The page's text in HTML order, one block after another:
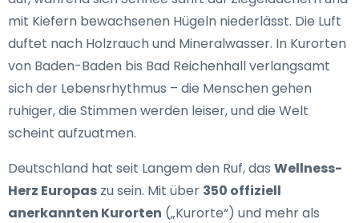
mit Kiefern bewachsenen Hügeln niederlässt. Die Luft
duftet nach Holzrauch und Mineralwasser. In Kurorten
von Baden-Baden bis Bad Reichenhall verlangsamt
sich der Lebensrhythmus – die Menschen gehen
ruhiger, die Stimmen werden leiser, und die Welt
scheint aufzuatmen.
Deutschland hat seit Langem den Ruf, das Wellness-
Herz Europas zu sein. Mit über 350 offiziell
anerkannten Kurorten („Kurorte“) und mehr als